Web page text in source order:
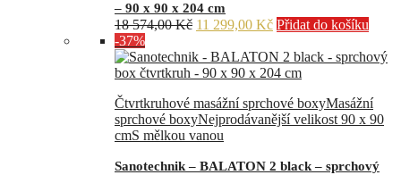
– 90 x 90 x 204 cm
18 574,00Kč Původní
byla:
18
11 299,00 KčAktuální
je:
11
Přidat do košíku
-37%
Čtvrtkruhové masážní sprchové boxyMasážní
sprchové boxyNejprodávanější velikost 90 x 90
cmS mělkou vanou
Sanotechnik – BALATON 2 black – sprchový